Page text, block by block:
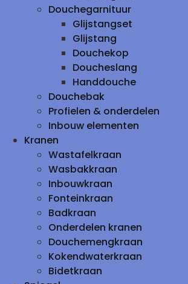
Douchegarnituur
Glijstangset
Glijstang
Douchekop
Doucheslang
Handdouche
Douchebak
Profielen & onderdelen
Inbouw elementen
Kranen
Wastafelkraan
Wasbakkraan
Inbouwkraan
Fonteinkraan
Badkraan
Onderdelen kranen
Douchemengkraan
Kokendwaterkraan
Bidetkraan